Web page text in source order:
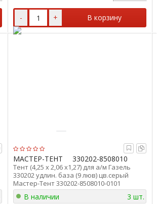
- + В корзину
МАСТЕР-ТЕНТ 330202-8508010
Тент (4,25 х 2,06 х1,27) для а/м Газель
330202 удлин. база (9 люв) цв.серый
Мастер-Тент 330202-8508010-0101
В наличии 3 шт.